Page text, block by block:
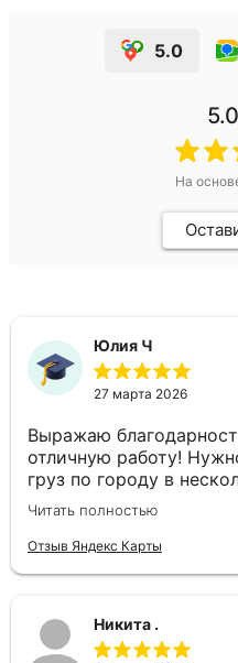
5.0
5.0
На
Юлия Ч
27 марта 2026
Выражаю
отличную работу!
груз по городу в
доставить в другой
подобрали отдельный
оперативно. Спасибо
Читать полностью
Отзыв Яндекс Карты
Никита .